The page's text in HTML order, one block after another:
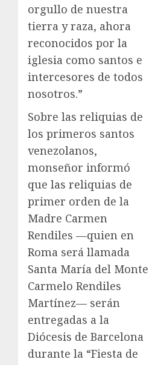
orgullo de nuestra
tierra y raza, ahora
reconocidos por la
iglesia como santos e
intercesores de todos
nosotros.”
Sobre las reliquias de
los primeros santos
venezolanos,
monseñor informó
que las reliquias de
primer orden de la
Madre Carmen
Rendiles —quien en
Roma será llamada
Santa María del Monte
Carmelo Rendiles
Martínez— serán
entregadas a la
Diócesis de Barcelona
durante la “Fiesta de